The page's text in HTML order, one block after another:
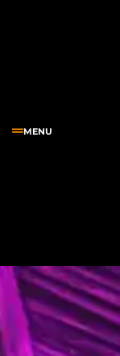
MENU